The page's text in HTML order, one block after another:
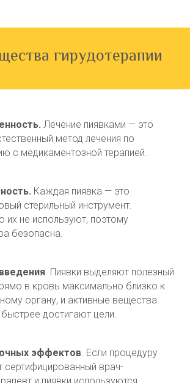
гирудотерапии
. Лечение пиявками — это
метод лечения по
с медикаментозной терапией.
. Каждая пиявка — это
стерильный инструмент.
их не используют, поэтому
безопасна.
. Пиявки выделяют полезный
в кровь максимально близко к
органу, и активные вещества
достигают цели.
эффектов. Если процедуру
сертифицированный врач-